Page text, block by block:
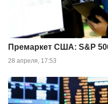
Премаркет США: S&P
28 апреля, 17:53